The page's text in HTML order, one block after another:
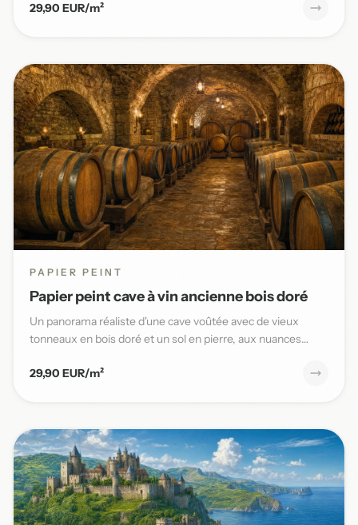
29,90 EUR/m²
PAPIER PEINT
Papier peint cave à vin ancienne bois doré
Un panorama réaliste d'une cave voûtée avec de vieux
tonneaux en bois doré et un sol en pierre, aux nuances
29,90 EUR/m²